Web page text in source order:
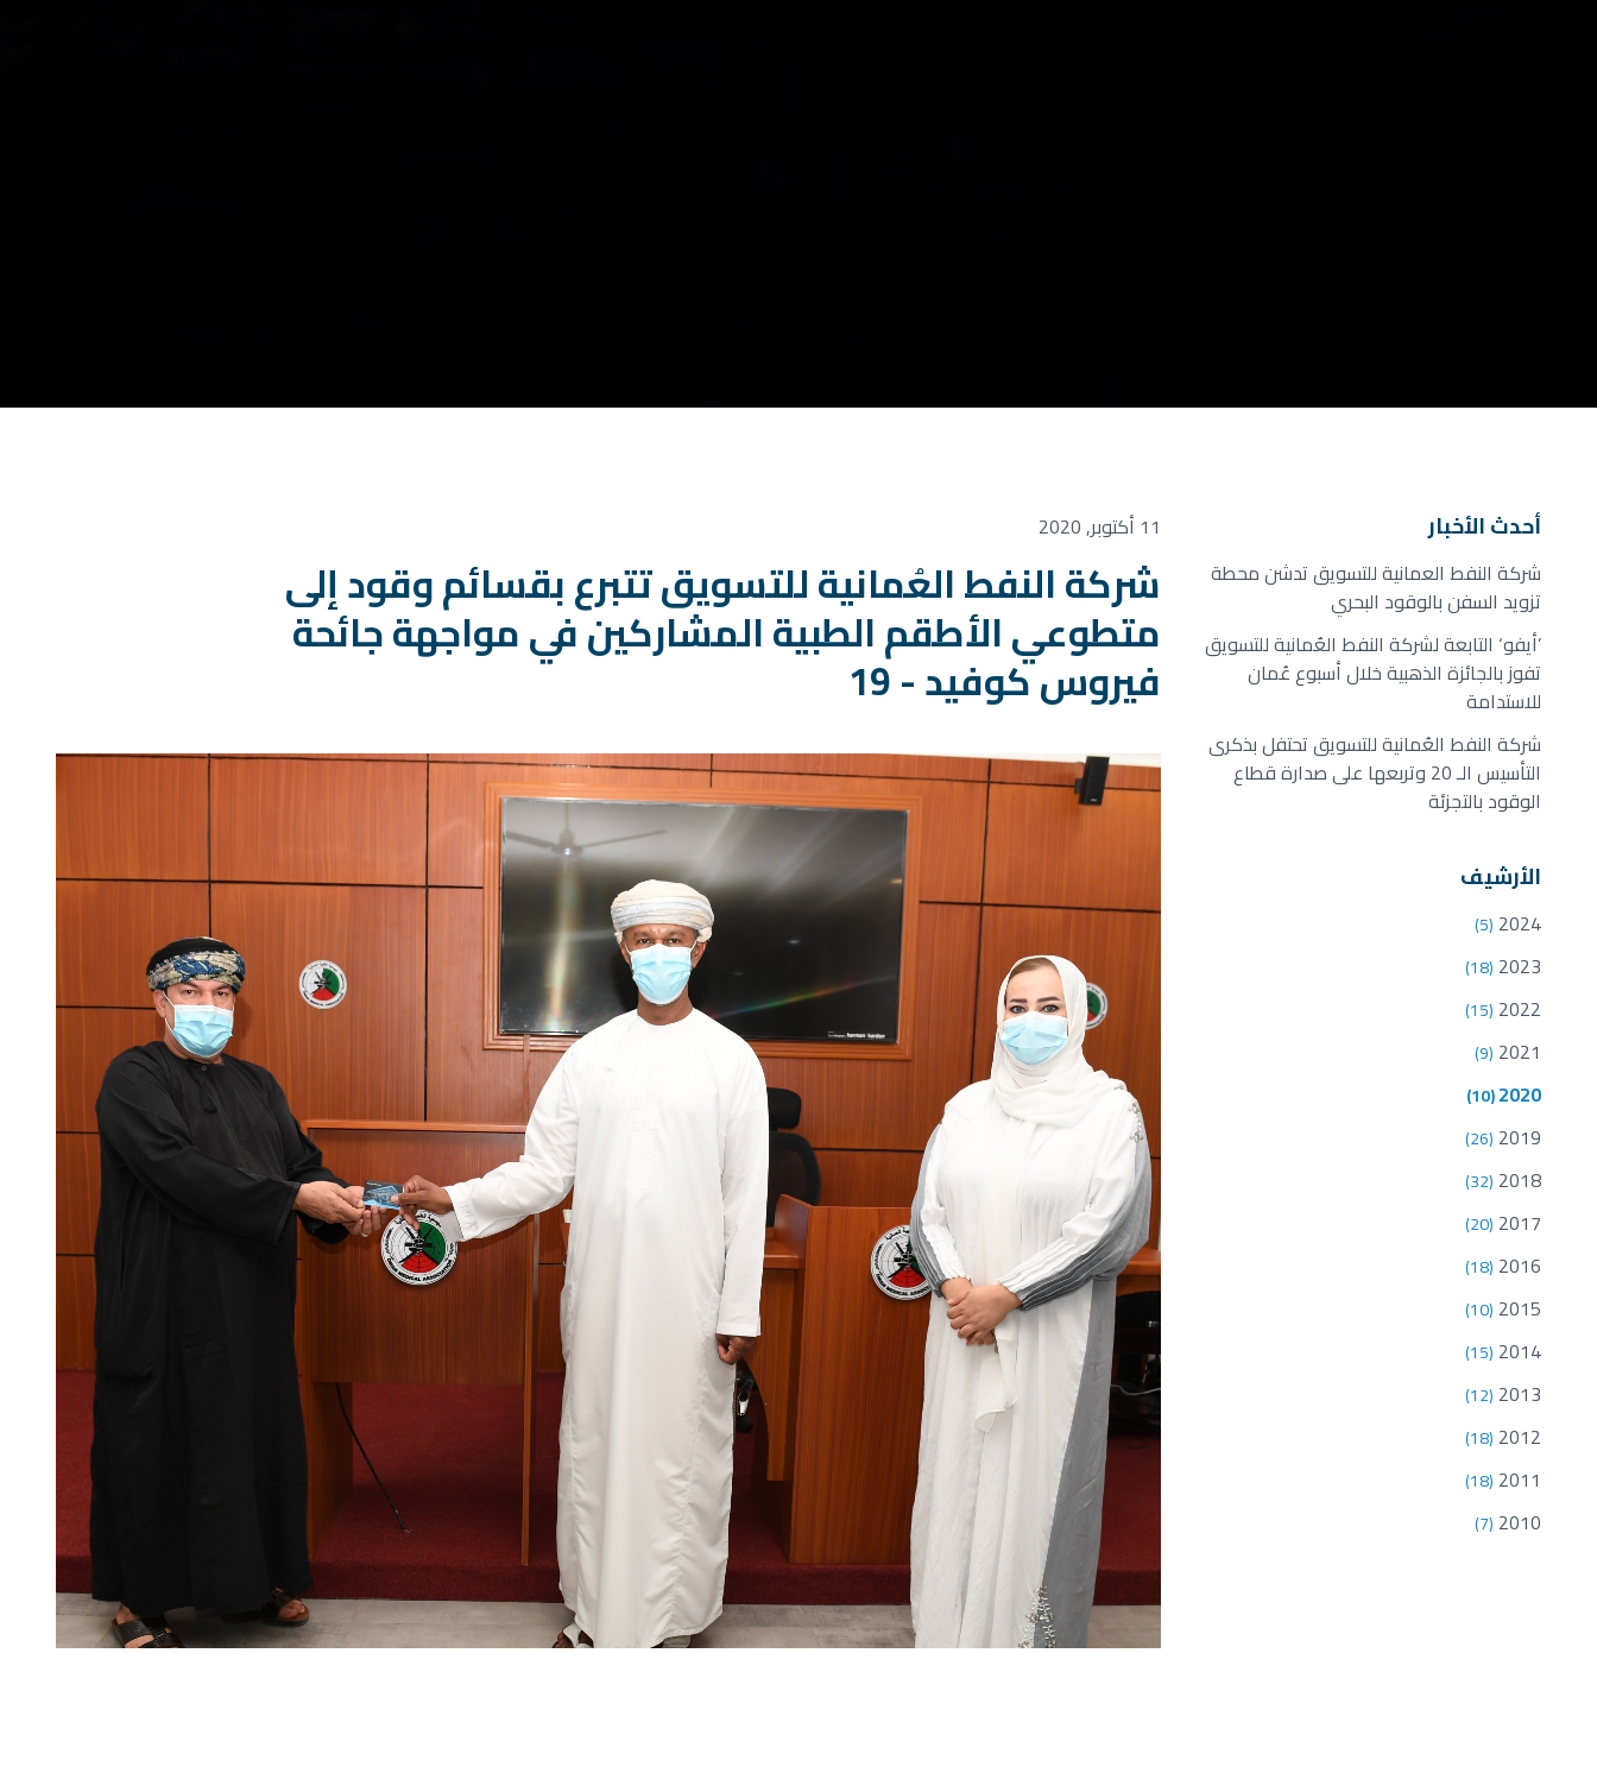
أحدث الأخبار
شركة النفط العمانية للتسويق تدشن محطة
تزويد السفن بالوقود البحري
’أيفو‘ التابعة لشركة النفط العُمانية للتسويق
تفوز بالجائزة الذهبية خلال أسبوع عُمان
للاستدامة
شركة النفط العُمانية للتسويق تحتفل بذكرى
التأسيس الـ 20 وتربعها على صدارة قطاع
الوقود بالتجزئة
الأرشيف
2024
(5)
2023
(18)
2022
(15)
2021
(9)
2020
(10)
2019
(26)
2018
(32)
2017
(20)
2016
(18)
2015
(10)
2014
(15)
2013
(12)
2012
(18)
2011
(18)
2010
(7)
11 أكتوبر, 2020
شركة النفط العُمانية للتسويق تتبرع بقسائم وقود إلى
متطوعي الأطقم الطبية المشاركين في مواجهة جائحة
فيروس كوفيد - 19